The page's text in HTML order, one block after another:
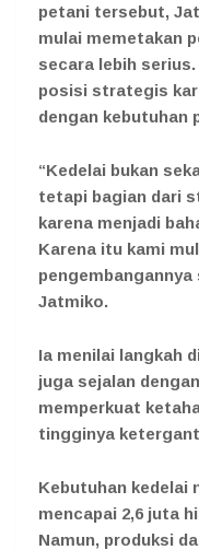
petani tersebut,
mulai memetakan
secara lebih
posisi strategis
dengan kebutuhan
“Kedelai bukan
tetapi bagian dari
karena menjadi
Karena itu kami
pengembangannya
Jatmiko.
Ia menilai langkah
juga sejalan
memperkuat
tingginya
Kebutuhan kedelai
mencapai 2,6 juta
Namun, produksi